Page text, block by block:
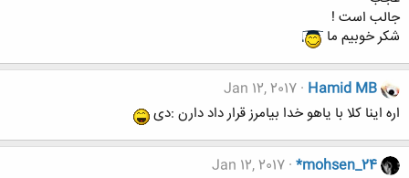
جالب است !
شکر خوبیم ما
Hamid MB
Jan 12, 2017
اره اینا کلا با یاهو خدا بیامرز قرار داد دارن :دی
*mohsen_24
Jan 12, 2017